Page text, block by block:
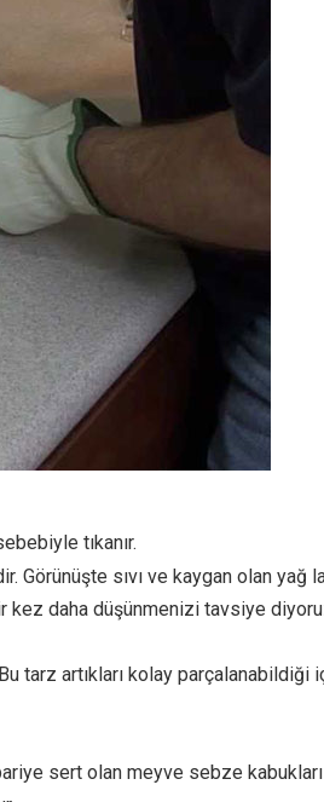
tıkanır.
Görünüşte sıvı ve kaygan olan
kez daha düşünmenizi tavsiye
tarz artıkları kolay
sert olan meyve sebze